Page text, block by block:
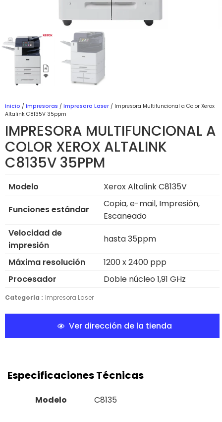
Inicio / Impresoras / Impresora Laser / Impresora Multifuncional a Color Xerox
Altalink C8135V 35ppm
IMPRESORA MULTIFUNCIONAL A
COLOR XEROX ALTALINK
C8135V 35PPM
Modelo
Xerox Altalink C8135V
Funciones estándar
Copia, e-mail, Impresión,
Escaneado
Velocidad de
impresión
hasta 35ppm
Máxima resolución
1200 x 2400 ppp
Procesador
Doble núcleo 1,91 GHz
Categoría : Impresora Laser
Ver dirección de la tienda
Especificaciones Técnicas
Modelo C8135